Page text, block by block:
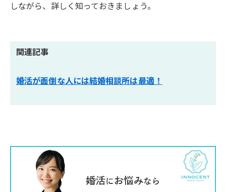
しながら、詳しく知っておきましょう。
関連記事
婚活が面倒な人には結婚相談所は最適！